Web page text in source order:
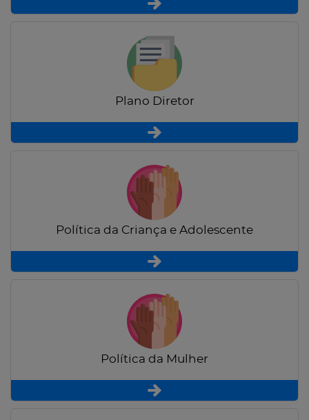
Plano Diretor
Política da Criança e Adolescente
Política da Mulher